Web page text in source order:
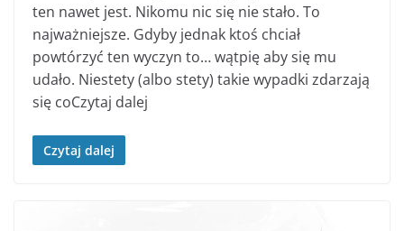
ten nawet jest. Nikomu nic się nie stało. To
najważniejsze. Gdyby jednak ktoś chciał
powtórzyć ten wyczyn to… wątpię aby się mu
udało. Niestety (albo stety) takie wypadki zdarzają
się coCzytaj dalej
Czytaj dalej